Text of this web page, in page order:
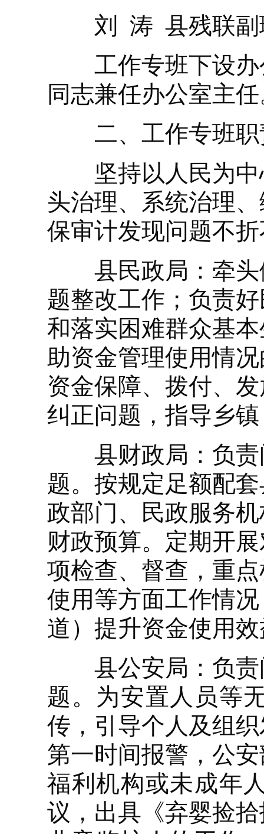
刘 涛 县残联副
工作专班下设办
同志兼任办公室主
二、工作专班职
坚持以人民为中
头治理、系统治理
保审计发现问题不
县民政局：牵头
题整改工作；负责
和落实困难群众基
助资金管理使用情
资金保障、拨付、
纠正问题，指导乡
县财政局：负责
题。按规定足额配
政部门、民政服务
财政预算。定期开
项检查、督查，重
使用等方面工作情
道）提升资金使用
县公安局：负责
题。为安置人员等
传，引导个人及组
第一时间报警，公
福利机构或未成年
议，出具《弃婴捡